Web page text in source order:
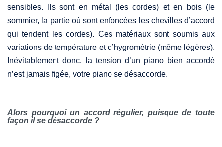
sensibles. Ils sont en métal (les cordes) et en bois (le
sommier, la partie où sont enfoncées les chevilles d’accord
qui tendent les cordes). Ces matériaux sont soumis aux
variations de température et d’hygrométrie (même légères).
Inévitablement donc, la tension d’un piano bien accordé
n’est jamais figée, votre piano se désaccorde.
Alors pourquoi un accord régulier, puisque de toute
façon il se désaccorde ?